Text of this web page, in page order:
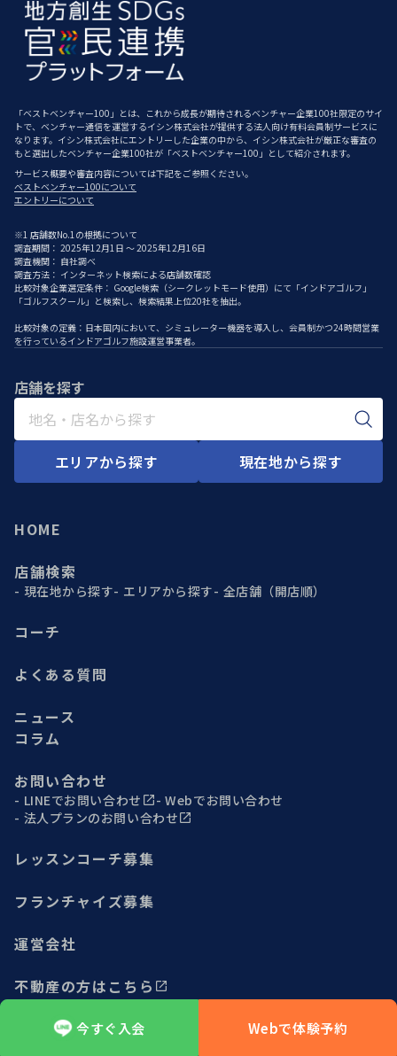
今すぐ入会 Webで体験予約
「ベストベンチャー100」とは、これから成長が期待されるベンチャー企業100社限定のサイ
トで、ベンチャー通信を運営するイシン株式会社が提供する法人向け有料会員制サービスに
なります。イシン株式会社にエントリーした企業の中から、イシン株式会社が厳正な審査の
もと選出したベンチャー企業100社が「ベストベンチャー100」として紹介されます。
サービス概要や審査内容については下記をご参照ください。
ベストベンチャー100について
エントリーについて
※1 店舗数No.1の根拠について
調査期間： 2025年12月1日 ～ 2025年12月16日
調査機関： 自社調べ
調査方法： インターネット検索による店舗数確認
比較対象企業選定条件： Google検索（シークレットモード使用）にて「インドアゴルフ」
「ゴルフスクール」と検索し、検索結果上位20社を抽出。
比較対象の定義：日本国内において、シミュレーター機器を導入し、会員制かつ24時間営業
を行っているインドアゴルフ施設運営事業者。
店舗を探す
エリアから探す 現在地から探す
HOME
店舗検索
現在地から探す エリアから探す 全店舗（開店順）
コーチ
よくある質問
ニュース
コラム
お問い合わせ
LINEでお問い合わせ
Webでお問い合わせ
法人プランのお問い合わせ
レッスンコーチ募集
フランチャイズ募集
運営会社
不動産の方はこちら